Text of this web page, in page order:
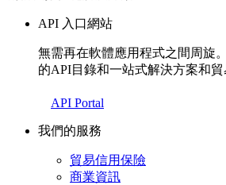
API 入口網站
無需再在軟體應用程式之間周旋
的API目錄和一站式解決方案和貿
API Portal
我們的服務
貿易信用保險
商業資訊